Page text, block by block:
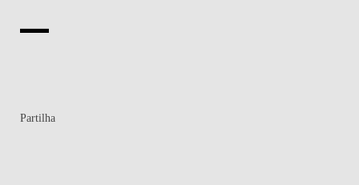
Partilha